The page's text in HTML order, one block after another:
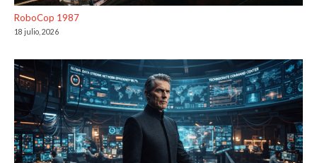
RoboCop 1987
18 julio, 2026